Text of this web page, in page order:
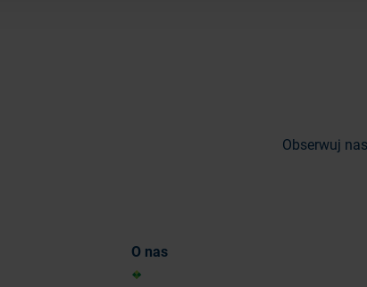
Obserwuj
O nas